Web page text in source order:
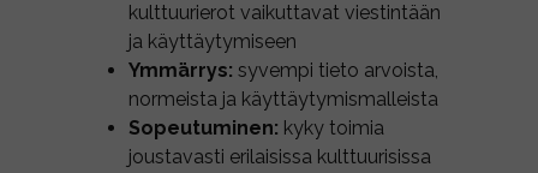
kulttuurierot vaikuttavat viestintään
ja käyttäytymiseen
Ymmärrys: syvempi tieto arvoista,
normeista ja käyttäytymismalleista
Sopeutuminen: kyky toimia
joustavasti erilaisissa kulttuurisissa